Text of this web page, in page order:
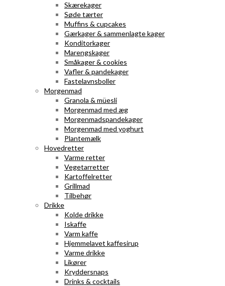
Skærekager
Søde tærter
Muffins & cupcakes
Gærkager & sammenlagte kager
Konditorkager
Marengskager
Småkager & cookies
Vafler & pandekager
Fastelavnsboller
Morgenmad
Granola & müesli
Morgenmad med æg
Morgenmadspandekager
Morgenmad med yoghurt
Plantemælk
Hovedretter
Varme retter
Vegetarretter
Kartoffelretter
Grillmad
Tilbehør
Drikke
Kolde drikke
Iskaffe
Varm kaffe
Hjemmelavet kaffesirup
Varme drikke
Likører
Kryddersnaps
Drinks & cocktails